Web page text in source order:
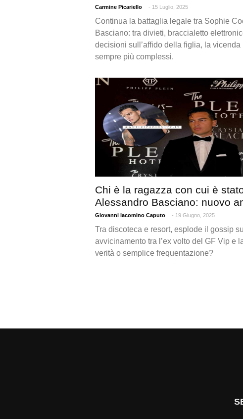
Carmine Picariello - 15 Luglio, 2025
Continua la battaglia legale tra Sophie
Basciano: tra divieti, braccialetto
decisioni sull’affido della figlia, la vicenda
sempre più complessi.
Chi è la ragazza con cui è
Alessandro Basciano: nuovo
Giovanni Iacomino Caputo - 19 Giugno, 2025
Tra discoteca e resort, esplode il gossip
avvicinamento tra l’ex volto del GF Vip e
verità o semplice frequentazione?